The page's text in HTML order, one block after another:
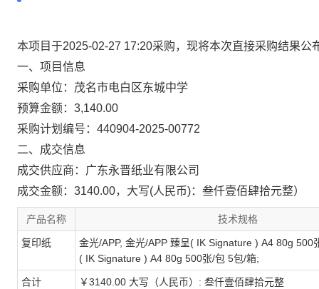
本项目于2025-02-27 17:20采购，现将本次直接采购结果公
一、项目信息
采购单位：茂名市电白区东城中学
预算金额：3,140.00
采购计划编号：440904-2025-00772
二、成交信息
成交供应商：广东永晋纸业有限公司
成交金额：3140.00，大写(人民币)：叁仟壹佰肆拾元整）
产品名称 技术规格
复印纸
金光/APP, 金光/APP 臻呈( IK Signature ) A4 80g 500
( IK Signature ) A4 80g 500张/包 5包/箱;
合计 ￥3140.00 大写（人民币）: 叁仟壹佰肆拾元整